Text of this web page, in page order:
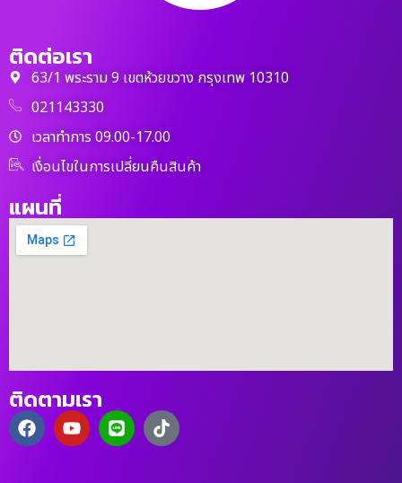
ติดต่อเรา
63/1 พระราม 9 เขตห้วยขวาง กรุงเทพ 10310
021143330
เวลาทำการ 09.00-17.00
เงื่อนไขในการเปลี่ยนคืนสินค้า
แผนที่
ติดตามเรา